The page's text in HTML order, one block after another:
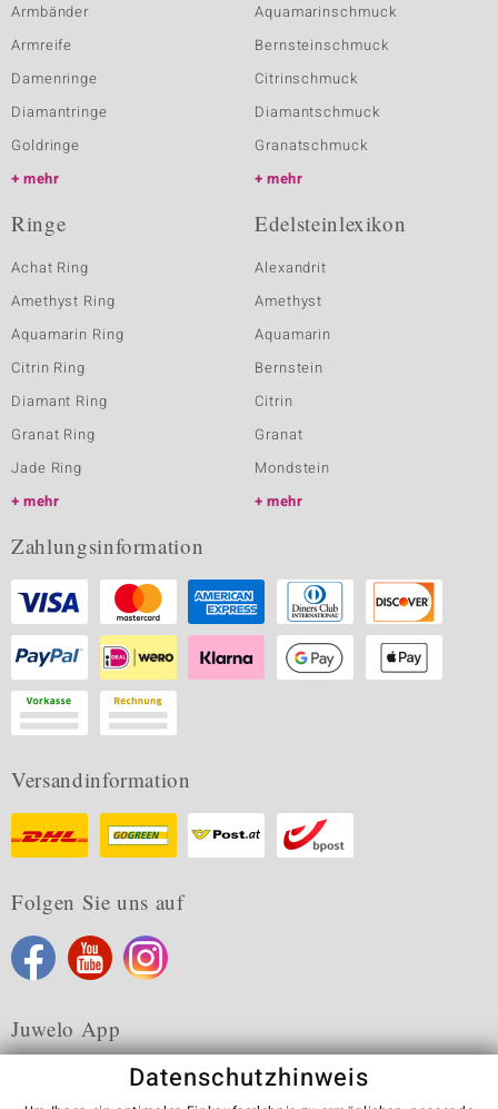
Armbänder
Armreife
Damenringe
Diamantringe
Goldringe
mehr
Aquamarinschmuck
Bernsteinschmuck
Citrinschmuck
Diamantschmuck
Granatschmuck
mehr
Ringe
Achat Ring
Amethyst Ring
Aquamarin Ring
Citrin Ring
Diamant Ring
Granat Ring
Jade Ring
mehr
Edelsteinlexikon
Alexandrit
Amethyst
Aquamarin
Bernstein
Citrin
Granat
Mondstein
mehr
Zahlungsinformation
Versandinformation
Folgen Sie uns auf
Juwelo App
Datenschutzhinweis